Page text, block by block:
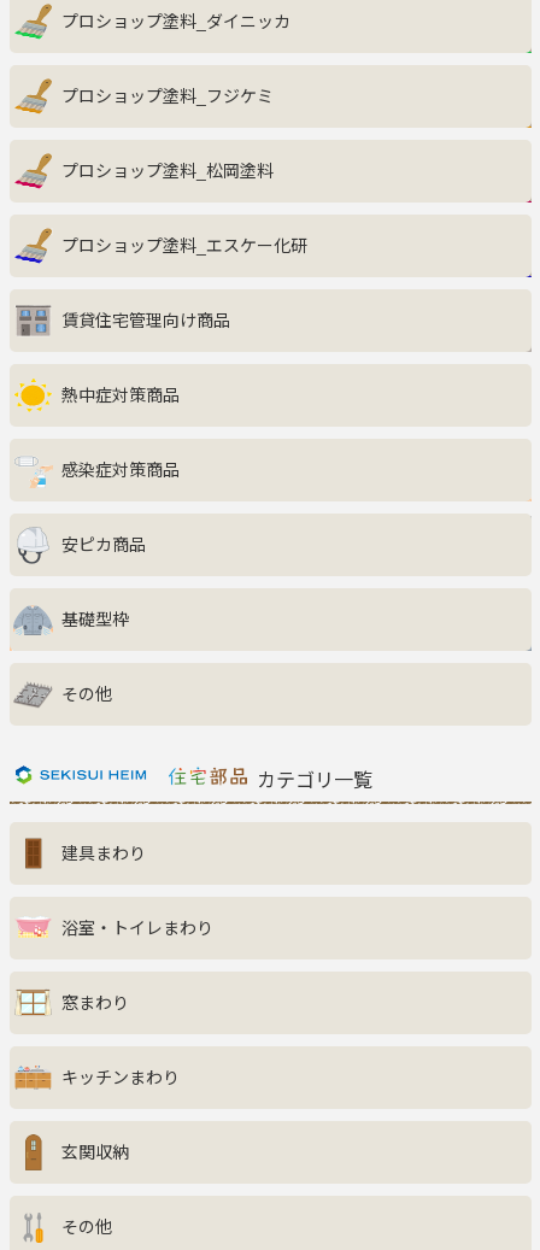
インテリア・収納家具
キッチン
エクステリア
サニタリー・ランドリー
ファッション・美容・健康
生活雑貨・グルメ・キッズ
ご利用ガイド よくある質問 お問い合わせ
プロショップ塗料_ダイニッカ
プロショップ塗料_フジケミ
プロショップ塗料_松岡塗料
プロショップ塗料_エスケー化研
賃貸住宅管理向け商品
熱中症対策商品
感染症対策商品
安ピカ商品
基礎型枠
その他
カテゴリ一覧
建具まわり
浴室・トイレまわり
窓まわり
キッチンまわり
玄関収納
その他